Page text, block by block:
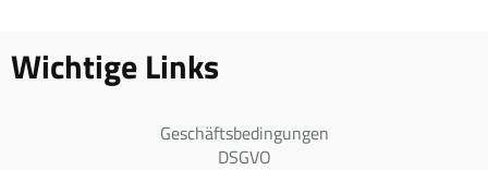
Wichtige Links
Geschäftsbedingungen
DSGVO